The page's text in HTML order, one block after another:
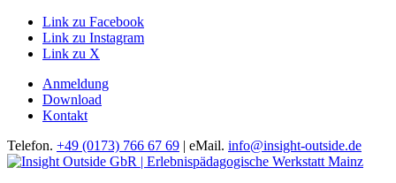
Link zu Facebook
Link zu Instagram
Link zu X
Anmeldung
Download
Kontakt
Telefon. +49 (0173) 766 67 69 | eMail. info@insight-outside.de